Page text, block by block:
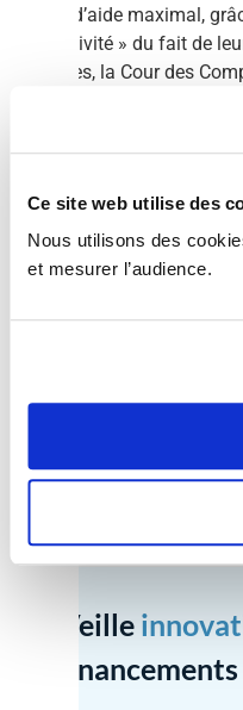
Ce site web utilise des
Nous utilisons des
et mesurer l’audience.
le taux d’aide maximal,
d’incitativité » du fait de
des aides, la Cour des
Abaisser le taux
Rendre les dépenses
l’ADEME.
versement plus tardif du
dispositions ne devraient
tourner vers l’opérateur
Veille